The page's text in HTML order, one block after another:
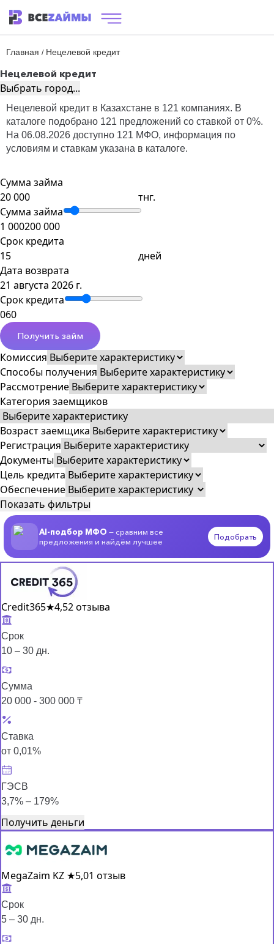
Главная / Нецелевой кредит
Нецелевой кредит
Выбрать город...
Нецелевой кредит в Казахстане в 121 компаниях. В
каталоге подобрано 121 предложений со ставкой от 0%.
На 06.08.2026 доступно 121 МФО, информация по
условиям и ставкам указана в каталоге.
Сумма займа
тнг.
Сумма займа
1 000200 000
Срок кредита
дней
Дата возврата
21 августа 2026 г.
Срок кредита
060
Получить займ
Комиссия
Способы получения
Рассмотрение
Категория заемщиков
Возраст заемщика
Регистрация
Документы
Цель кредита
Обеспечение
Показать фильтры
AI-подбор МФО — сравним все
предложения и найдём лучшее
Подобрать
Credit365★4,52 отзыва
Срок
10 – 30 дн.
Сумма
20 000 - 300 000 ₸
Ставка
от 0,01%
ГЭСВ
3,7% – 179%
Получить деньги
MegaZaim KZ ★5,01 отзыв
Срок
5 – 30 дн.